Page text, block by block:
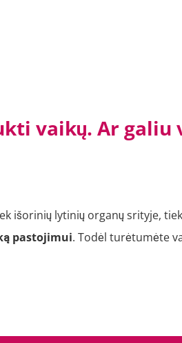
vaikų. Ar galiu
išorinių lytinių organų srityje,
pastojimui. Todėl turėtumėte